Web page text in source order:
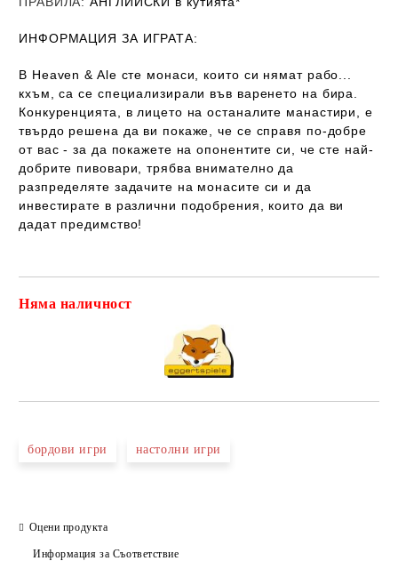
ИНФОРМАЦИЯ ЗА ИГРАТА:
В Heaven & Ale сте монаси, които си нямат рабо...
кхъм, са се специализирали във варенето на бира.
Конкуренцията, в лицето на останалите манастири, е
твърдо решена да ви покаже, че се справя по-добре
от вас - за да покажете на опонентите си, че сте най-
добрите пивовари, трябва внимателно да
разпределяте задачите на монасите си и да
инвестирате в различни подобрения, които да ви
дадат предимство!
Няма наличност
бордови игри настолни игри
Оцени продукта
Информация за Съответствие